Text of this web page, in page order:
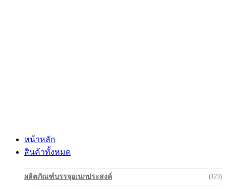
หน้าหลัก
สินค้าทั้งหมด
ผลิตภัณฑ์บรรจุอเนกประสงค์ (123)